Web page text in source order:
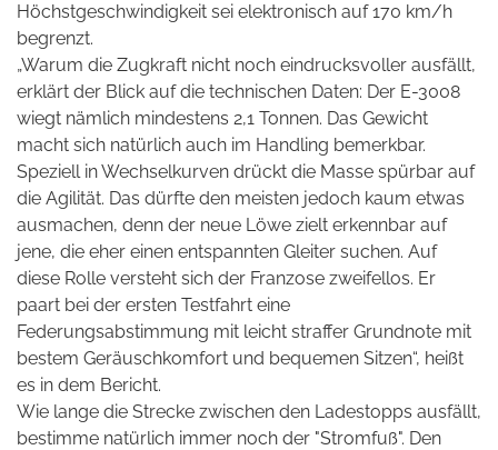
Höchstgeschwindigkeit sei elektronisch auf 170 km/h
begrenzt.
„Warum die Zugkraft nicht noch eindrucksvoller ausfällt,
erklärt der Blick auf die technischen Daten: Der E-3008
wiegt nämlich mindestens 2,1 Tonnen. Das Gewicht
macht sich natürlich auch im Handling bemerkbar.
Speziell in Wechselkurven drückt die Masse spürbar auf
die Agilität. Das dürfte den meisten jedoch kaum etwas
ausmachen, denn der neue Löwe zielt erkennbar auf
jene, die eher einen entspannten Gleiter suchen. Auf
diese Rolle versteht sich der Franzose zweifellos. Er
paart bei der ersten Testfahrt eine
Federungsabstimmung mit leicht straffer Grundnote mit
bestem Geräuschkomfort und bequemen Sitzen“, heißt
es in dem Bericht.
Wie lange die Strecke zwischen den Ladestopps ausfällt,
bestimme natürlich immer noch der "Stromfuß". Den